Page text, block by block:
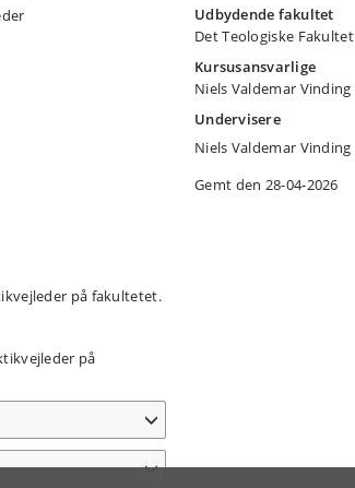
på fakultetet.
på
Udbydende fakultet
Det Teologiske Fakultet
Kursusansvarlige
Niels Valdemar Vinding
Undervisere
Niels Valdemar Vinding
Gemt den 28-04-2026